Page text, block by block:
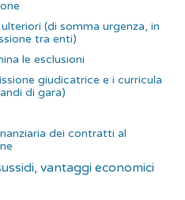
(di somma urgenza, in
tra enti)
le esclusioni
giudicatrice e i curricula
di gara)
dei contratti al
vantaggi economici